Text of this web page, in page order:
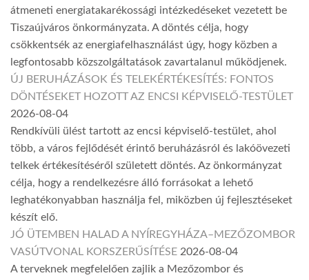
átmeneti energiatakarékossági intézkedéseket vezetett be
Tiszaújváros önkormányzata. A döntés célja, hogy
csökkentsék az energiafelhasználást úgy, hogy közben a
legfontosabb közszolgáltatások zavartalanul működjenek.
ÚJ BERUHÁZÁSOK ÉS TELEKÉRTÉKESÍTÉS: FONTOS
DÖNTÉSEKET HOZOTT AZ ENCSI KÉPVISELŐ-TESTÜLET
2026-08-04
Rendkívüli ülést tartott az encsi képviselő-testület, ahol
több, a város fejlődését érintő beruházásról és lakóövezeti
telkek értékesítéséről született döntés. Az önkormányzat
célja, hogy a rendelkezésre álló forrásokat a lehető
leghatékonyabban használja fel, miközben új fejlesztéseket
készít elő.
JÓ ÜTEMBEN HALAD A NYÍREGYHÁZA–MEZŐZOMBOR
VASÚTVONAL KORSZERŰSÍTÉSE 2026-08-04
A terveknek megfelelően zajlik a Mezőzombor és